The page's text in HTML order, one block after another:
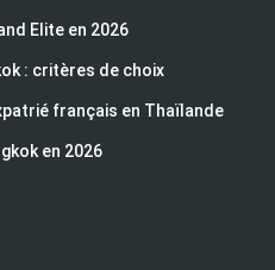
Elite en 2026
: critères de choix
français en Thaïlande
en 2026